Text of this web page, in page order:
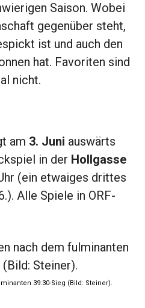
Saison. Wobei
gegenüber steht,
ist und auch den
hat. Favoriten sind
nicht.
am 3. Juni auswärts
in der Hollgasse
(ein etwaiges drittes
Alle Spiele in ORF-
39:30-Sieg (Bild: Steiner).